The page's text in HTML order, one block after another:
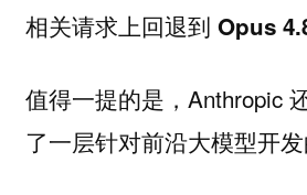
相关请求上回退到 Opus
值得一提的是，Anthropic
了一层针对前沿大模型开发